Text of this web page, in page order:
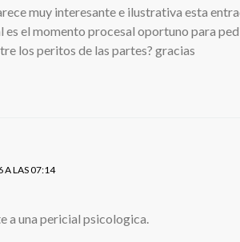
muy interesante e ilustrativa esta
es el momento procesal oportuno para
los peritos de las partes? gracias
A LAS 07:14
a una pericial psicologica.